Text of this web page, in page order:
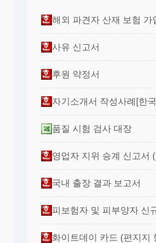
해외 파견자 산재 보험 가
사유 신고서
후원 약정서
자기소개서 작성사례[한
품질 시험 검사 대장
영업자 지위 승계 신고서
국내 출장 결과 보고서
피보험자 및 피부양자 신
화이트데이 카드 (편지지